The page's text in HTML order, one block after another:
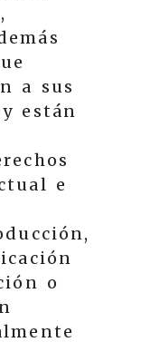
a sus
están
e
o